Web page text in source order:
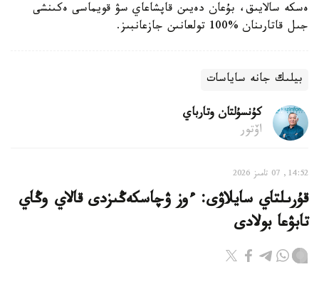
ەسكە سالايىق، بۇعان دەيىن قاپشاعاي سۋ قويماسى ەكىنشى
جىل قاتارىنان %100 تولعانىن جازعانبىز.
بيلىك جانە ساياسات
كۇنسۇلتان وتارباي
اۆتور
14:52, 07 تامىز 2026
قۇرىلتاي سايلاۋى: ءوز ۋچاسكەڭىزدى قالاي وڭاي
تابۋعا بولادى